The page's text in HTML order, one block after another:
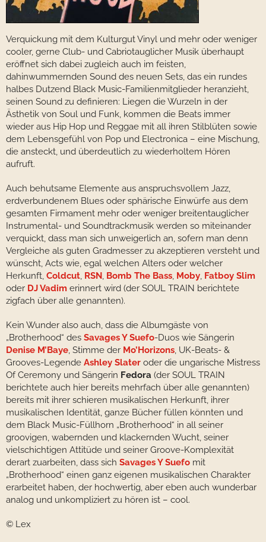
Verquickung mit dem Kulturgut Vinyl und mehr oder weniger
cooler, gerne Club- und Cabriotauglicher Musik überhaupt
eröffnet sich dabei zugleich auch im feisten,
dahinwummernden Sound des neuen Sets, das ein rundes
halbes Dutzend Black Music-Familienmitglieder heranzieht,
seinen Sound zu definieren: Liegen die Wurzeln in der
Ästhetik von Soul und Funk, kommen die Beats immer
wieder aus Hip Hop und Reggae mit all ihren Stilblüten sowie
dem Lebensgefühl von Pop und Electronica – eine Mischung,
die ansteckt, und überdeutlich zu wiederholtem Hören
aufruft.
Auch behutsame Elemente aus anspruchsvollem Jazz,
erdverbundenem Blues oder sphärische Einwürfe aus dem
gesamten Firmament mehr oder weniger breitentauglicher
Instrumental- und Soundtrackmusik werden so miteinander
verquickt, dass man sich unweigerlich an, sofern man denn
Vergleiche als guten Gradmesser zu akzeptieren versteht und
wünscht, Acts wie, egal welchen Alters oder welcher
Herkunft, Coldcut, RSN, Bomb The Bass, Moby, Fatboy Slim
oder DJ Vadim erinnert wird (der SOUL TRAIN berichtete
zigfach über alle genannten).
Kein Wunder also auch, dass die Albumgäste von
„Brotherhood“ des Savages Y Suefo-Duos wie Sängerin
Denise M’Baye, Stimme der Mo’Horizons, UK-Beats- &
Grooves-Legende Ashley Slater oder die ungarische Mistress
Of Ceremony und Sängerin Fedora (der SOUL TRAIN
berichtete auch hier bereits mehrfach über alle genannten)
bereits mit ihrer schieren musikalischen Herkunft, ihrer
musikalischen Identität, ganze Bücher füllen könnten und
dem Black Music-Füllhorn „Brotherhood“ in all seiner
groovigen, wabernden und klackernden Wucht, seiner
vielschichtigen Attitüde und seiner Groove-Komplexität
derart zuarbeiten, dass sich Savages Y Suefo mit
„Brotherhood“ einen ganz eigenen musikalischen Charakter
erarbeitet haben, der hochwertig, aber eben auch wunderbar
analog und unkompliziert zu hören ist – cool.
© Lex